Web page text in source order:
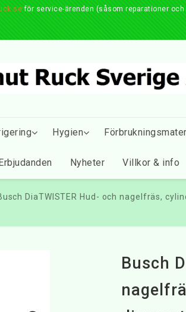
för service-ärenden (såsom reparationer
Hygien
Erbjudanden Nyheter Villkor & info
DiaTWISTER Hud- och nagelfräs,
Busch